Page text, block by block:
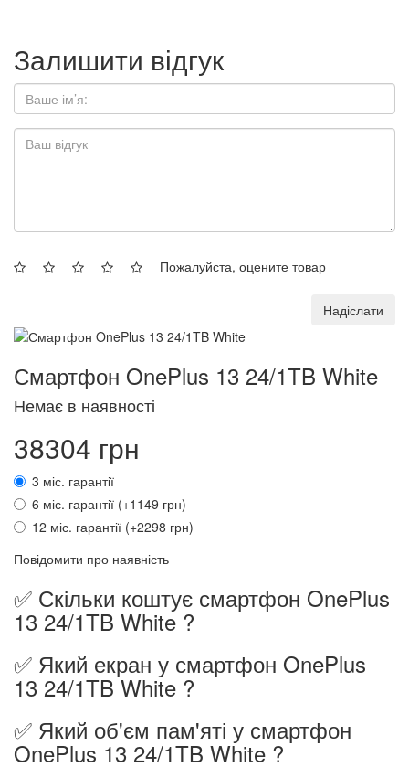
Залишити відгук
Пожалуйста, оцените товар
Надіслати
Смартфон OnePlus 13 24/1TB White
Немає в наявності
38304 грн
3 міс. гарантії
6 міс. гарантії (+1149 грн)
12 міс. гарантії (+2298 грн)
Повідомити про наявність
✅ Скільки коштує смартфон OnePlus
13 24/1TB White ?
✅ Який екран у смартфон OnePlus
13 24/1TB White ?
✅ Який об'єм пам'яті у смартфон
OnePlus 13 24/1TB White ?